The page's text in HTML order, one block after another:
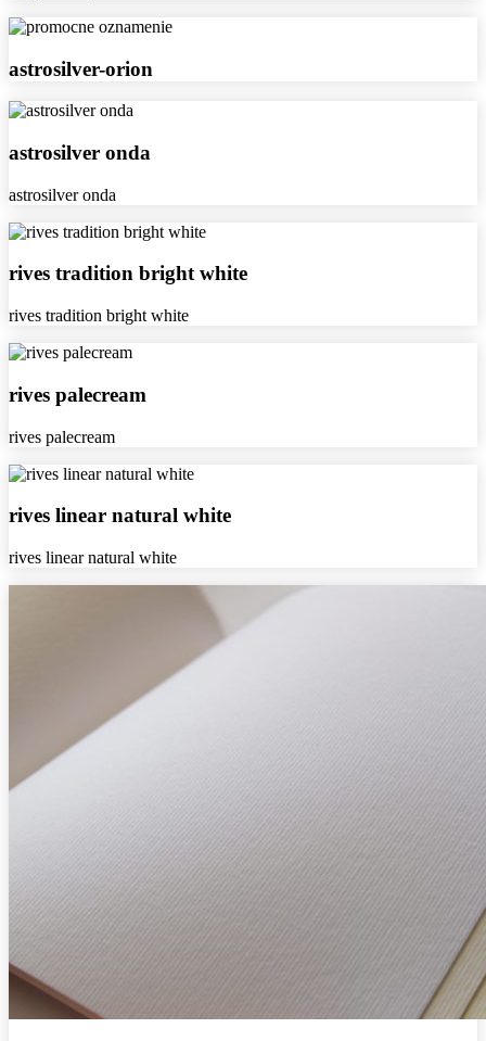
astrosilver-
astrosilver-orion
astrosilver
astrosilver onda
astrosilver onda
rives
bright
rives tradition bright white
rives tradition bright white
rives
palecream
rives palecream
rives palecream
rives
natural
rives linear natural white
rives linear natural white